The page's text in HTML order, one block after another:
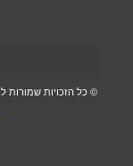
© כל הזכויות שמורות